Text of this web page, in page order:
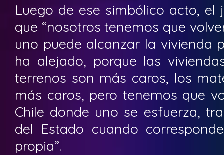
Luego de ese simbólico acto, el
que “nosotros tenemos que
uno puede alcanzar la vivienda
ha alejado, porque las
terrenos son más caros, los
más caros, pero tenemos que
Chile donde uno se esfuerza,
del Estado cuando
propia”.